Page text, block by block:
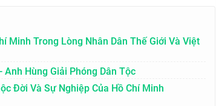
Minh Trong Lòng Nhân Dân Thế Giới Và Việt
Anh Hùng Giải Phóng Dân Tộc
Đời Và Sự Nghiệp Của Hồ Chí Minh